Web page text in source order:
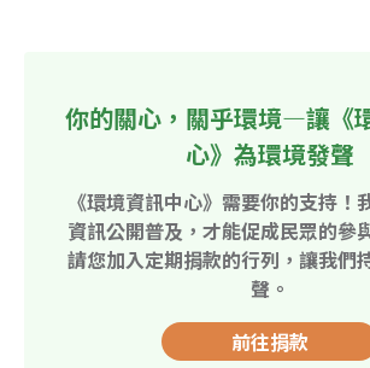
你的關心，關乎環境—讓《
心》為環境發聲
《環境資訊中心》需要你的支持！
資訊公開普及，才能促成民眾的參
請您加入定期捐款的行列，讓我們
聲。
前往捐款